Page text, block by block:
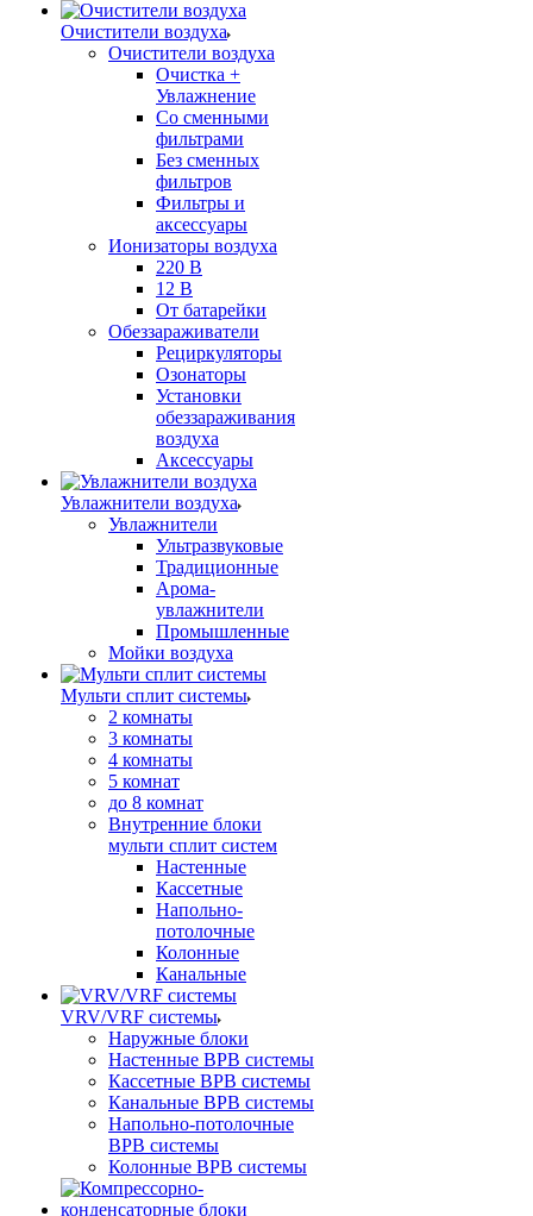
Очистители воздуха
Очистители воздуха
Очистка +
Увлажнение
Cо сменными
фильтрами
Без сменных
фильтров
Фильтры и
аксессуары
Ионизаторы воздуха
220 В
12 В
От батарейки
Обеззараживатели
Рециркуляторы
Озонаторы
Установки
обеззараживания
воздуха
Аксессуары
Увлажнители воздуха
Увлажнители
Ультразвуковые
Традиционные
Арома-
увлажнители
Промышленные
Мойки воздуха
Мульти сплит системы
2 комнаты
3 комнаты
4 комнаты
5 комнат
до 8 комнат
Внутренние блоки
мульти сплит систем
Настенные
Кассетные
Напольно-
потолочные
Колонные
Канальные
VRV/VRF системы
Наружные блоки
Настенные ВРВ системы
Кассетные ВРВ системы
Канальные ВРВ системы
Напольно-потолочные
ВРВ системы
Колонные ВРВ системы